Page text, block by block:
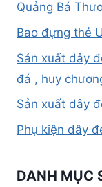
Quảng Bá
Bao đựng thẻ
Sản xuất dây
đá , huy
Sản xuất dây
Phụ kiện dây
DANH MỤC